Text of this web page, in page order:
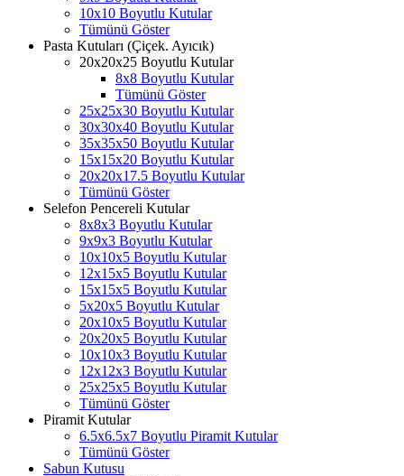
10x10 Boyutlu Kutular
Tümünü Göster
Pasta Kutuları (Çiçek. Ayıcık)
20x20x25 Boyutlu Kutular
8x8 Boyutlu Kutular
Tümünü Göster
25x25x30 Boyutlu Kutular
30x30x40 Boyutlu Kutular
35x35x50 Boyutlu Kutular
15x15x20 Boyutlu Kutular
20x20x17.5 Boyutlu Kutular
Tümünü Göster
Selefon Pencereli Kutular
8x8x3 Boyutlu Kutular
9x9x3 Boyutlu Kutular
10x10x5 Boyutlu Kutular
12x15x5 Boyutlu Kutular
15x15x5 Boyutlu Kutular
5x20x5 Boyutlu Kutular
20x10x5 Boyutlu Kutular
20x20x5 Boyutlu Kutular
10x10x3 Boyutlu Kutular
12x12x3 Boyutlu Kutular
25x25x5 Boyutlu Kutular
Tümünü Göster
Piramit Kutular
6.5x6.5x7 Boyutlu Piramit Kutular
Tümünü Göster
Sabun Kutusu